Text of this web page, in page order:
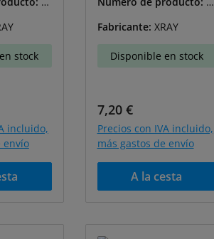
stock
incluido,
envío
Fabricante: XRAY
Disponible en stock
Precio normal:
7,20 €
Precios con IVA incluido,
más gastos de envío
A la cesta